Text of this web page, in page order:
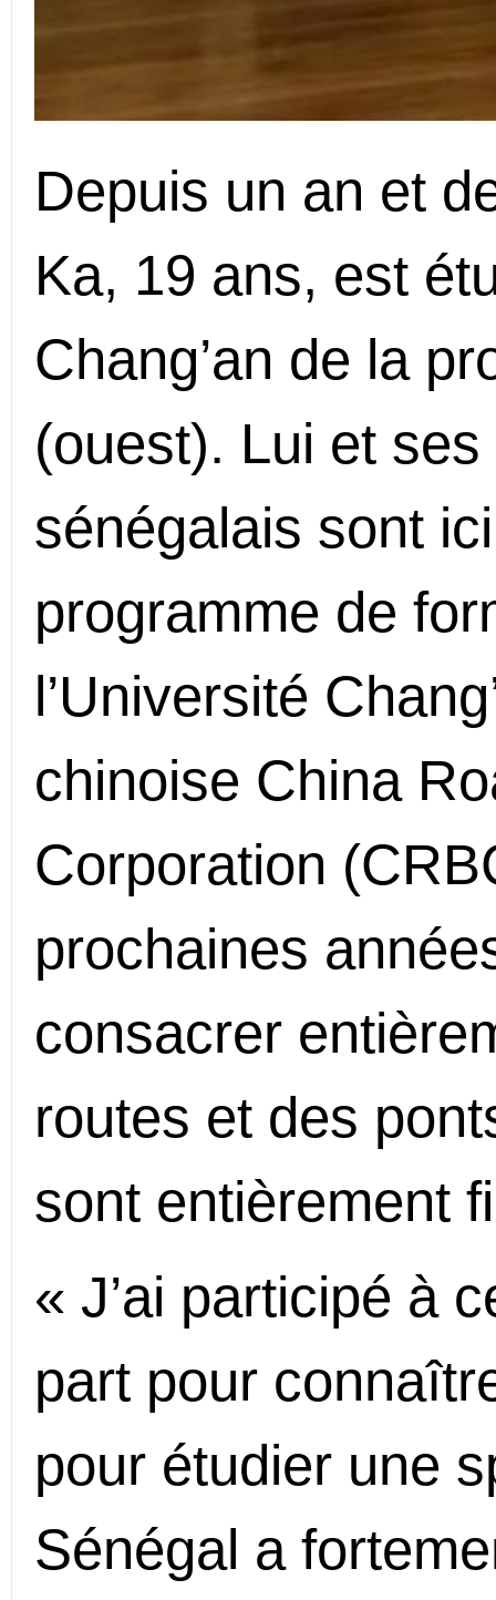
Depuis un an et
Ka, 19 ans, est
Chang’an de la
(ouest). Lui et
sénégalais sont
programme de
l’Université
chinoise China
Corporation
prochaines
consacrer
routes et des
sont entièrement
« J’ai participé à
part pour
pour étudier une
Sénégal a